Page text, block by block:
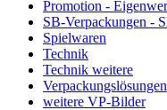
Promotion -
SB-Verpackungen -
Spielwaren
Technik
Technik weitere
weitere VP-Bilder